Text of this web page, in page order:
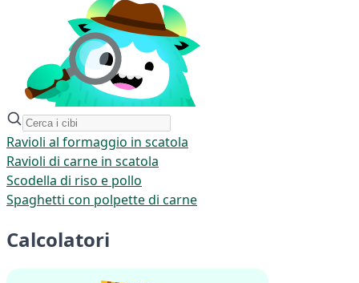
Ravioli al formaggio in scatola
Ravioli di carne in scatola
Scodella di riso e pollo
Spaghetti con polpette di carne
Calcolatori